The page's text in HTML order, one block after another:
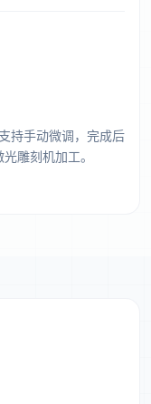
持手动微调，完成后
雕刻机加工。